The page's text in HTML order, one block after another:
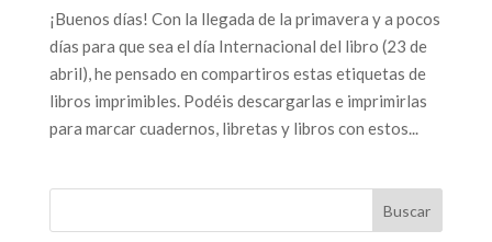
¡Buenos días! Con la llegada de la primavera y a pocos
días para que sea el día Internacional del libro (23 de
abril), he pensado en compartiros estas etiquetas de
libros imprimibles. Podéis descargarlas e imprimirlas
para marcar cuadernos, libretas y libros con estos...